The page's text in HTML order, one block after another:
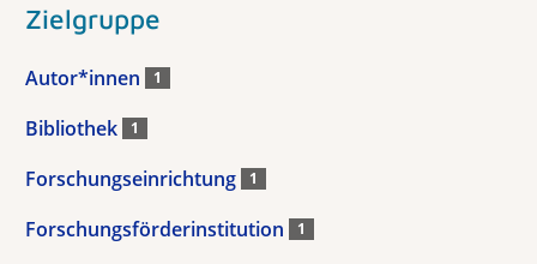
Zielgruppe
Autor*innen 1
Bibliothek 1
Forschungseinrichtung 1
Forschungsförderinstitution 1